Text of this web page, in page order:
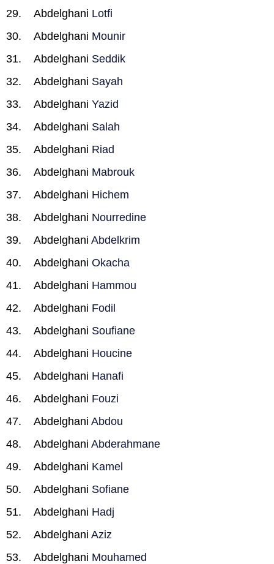
Abdelghani Lotfi
Abdelghani Mounir
Abdelghani Seddik
Abdelghani Sayah
Abdelghani Yazid
Abdelghani Salah
Abdelghani Riad
Abdelghani Mabrouk
Abdelghani Hichem
Abdelghani Nourredine
Abdelghani Abdelkrim
Abdelghani Okacha
Abdelghani Hammou
Abdelghani Fodil
Abdelghani Soufiane
Abdelghani Houcine
Abdelghani Hanafi
Abdelghani Fouzi
Abdelghani Abdou
Abdelghani Abderahmane
Abdelghani Kamel
Abdelghani Sofiane
Abdelghani Hadj
Abdelghani Aziz
Abdelghani Mouhamed